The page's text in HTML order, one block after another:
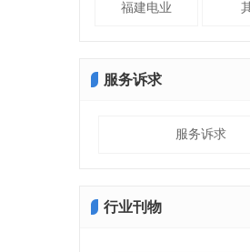
福建电业
服务诉求
服务诉求
行业刊物